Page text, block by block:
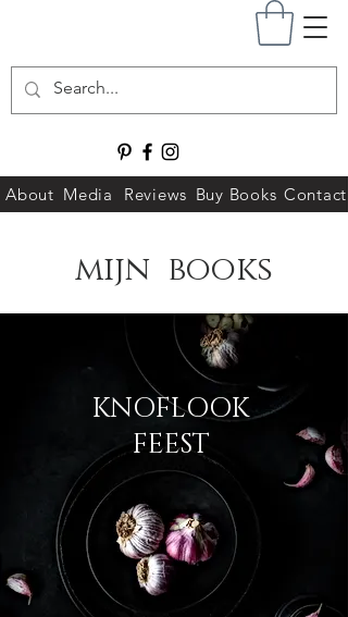
About Media Reviews Buy Books Contact
mijn books
KNOFLOOK
FEEST